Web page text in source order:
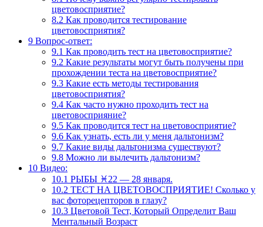
цветовосприятие?
8.2 Как проводится тестирование
цветовосприятия?
9 Вопрос-ответ:
9.1 Как проводить тест на цветовосприятие?
9.2 Какие результаты могут быть получены при
прохождении теста на цветовосприятие?
9.3 Какие есть методы тестирования
цветовосприятия?
9.4 Как часто нужно проходить тест на
цветовосприяние?
9.5 Как проводится тест на цветовосприятие?
9.6 Как узнать, есть ли у меня дальтонизм?
9.7 Какие виды дальтонизма существуют?
9.8 Можно ли вылечить дальтонизм?
10 Видео:
10.1 РЫБЫ ♓️22 — 28 января.
10.2 ТЕСТ НА ЦВЕТОВОСПРИЯТИЕ! Сколько у
вас фоторецепторов в глазу?
10.3 Цветовой Тест, Который Определит Ваш
Ментальный Возраст